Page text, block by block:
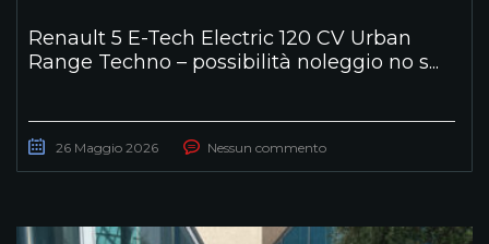
Renault 5 E-Tech Electric 120 CV Urban
Range Techno – possibilità noleggio no s...
26 Maggio 2026 Nessun commento